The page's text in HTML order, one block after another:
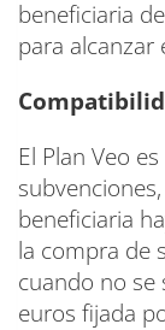
beneficiaria
para alcanzar
El Plan Veo
beneficiaria
la compra de
cuando no se
euros fijada